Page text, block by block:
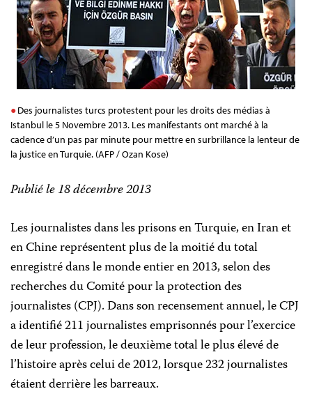
Des journalistes turcs protestent pour les droits des médias à
Istanbul le 5 Novembre 2013. Les manifestants ont marché à la
cadence d’un pas par minute pour mettre en surbrillance la lenteur de
la justice en Turquie. (AFP / Ozan Kose)
Publié le 18 décembre 2013
Les journalistes dans les prisons en Turquie, en Iran et
en Chine représentent plus de la moitié du total
enregistré dans le monde entier en 2013, selon des
recherches du Comité pour la protection des
journalistes (CPJ). Dans son recensement annuel, le CPJ
a identifié 211 journalistes emprisonnés pour l’exercice
de leur profession, le deuxième total le plus élevé de
l’histoire après celui de 2012, lorsque 232 journalistes
étaient derrière les barreaux.